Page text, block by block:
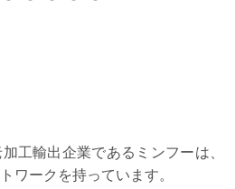
工輸出企業であるミンフーは、
ワークを持っています。